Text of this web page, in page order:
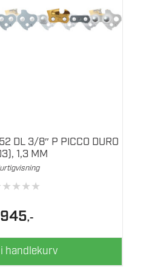
DL 3/8″ P PICCO DURO
1,3 MM
★★★★
945,-
handlekurv